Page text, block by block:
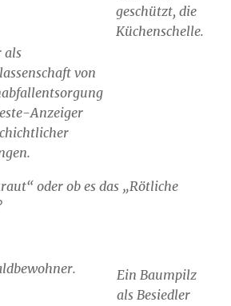
geschützt, die
Küchenschelle.
als
von
Anzeiger
oder ob es das „Rötliche
Ein Baumpilz
als Besiedler